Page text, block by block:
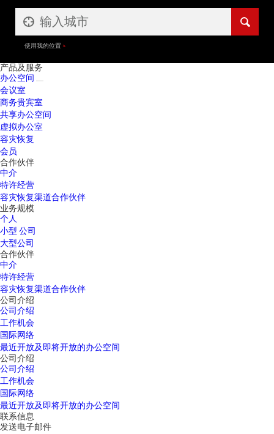
使用我的位置
产品及服务
办公空间
会议室
商务贵宾室
共享办公空间
虚拟办公室
容灾恢复
会员
合作伙伴
中介
特许经营
容灾恢复渠道合作伙伴
业务规模
个人
小型 公司
大型公司
合作伙伴
中介
特许经营
容灾恢复渠道合作伙伴
公司介绍
公司介绍
工作机会
国际网络
最近开放及即将开放的办公空间
公司介绍
公司介绍
工作机会
国际网络
最近开放及即将开放的办公空间
联系信息
发送电子邮件